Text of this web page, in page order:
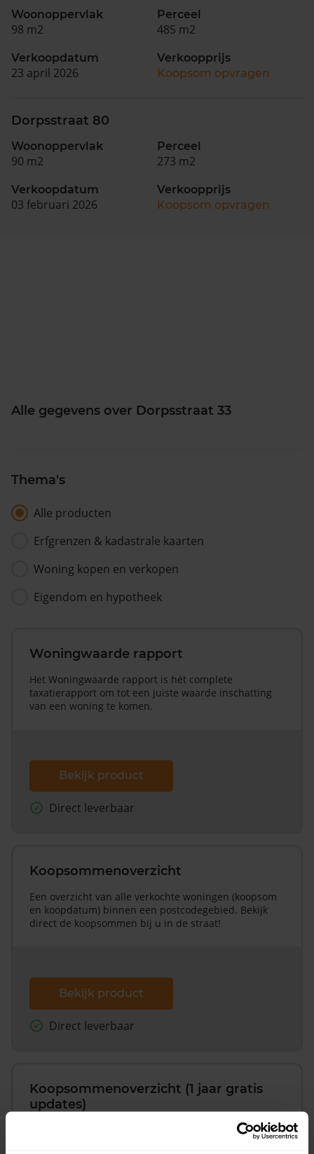
Woonoppervlak
98 m2
Perceel
485 m2
Verkoopdatum
23 april 2026
Verkoopprijs
Koopsom opvragen
Dorpsstraat 80
Woonoppervlak
90 m2
Perceel
273 m2
Verkoopdatum
03 februari 2026
Verkoopprijs
Koopsom opvragen
Alle gegevens over Dorpsstraat 33
Thema's
Alle producten
Erfgrenzen & kadastrale kaarten
Woning kopen en verkopen
Eigendom en hypotheek
Woningwaarde rapport
Het Woningwaarde rapport is hét complete
taxatierapport om tot een juiste waarde inschatting
van een woning te komen.
Bekijk product
Direct leverbaar
Koopsommenoverzicht
Een overzicht van alle verkochte woningen (koopsom
en koopdatum) binnen een postcodegebied. Bekijk
direct de koopsommen bij u in de straat!
Bekijk product
Direct leverbaar
Koopsommenoverzicht (1 jaar gratis
updates)